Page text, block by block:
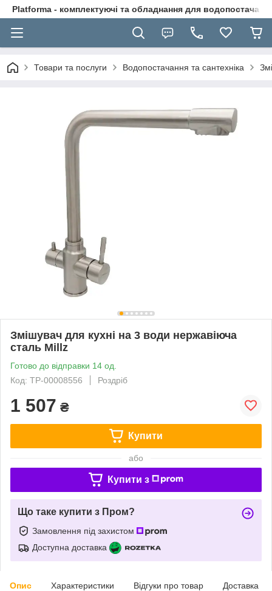
Platforma - комплектуючі та обладнання для
Товари та послуги Водопостачання та сантехніка
Змішувач для кухні на 3 води нержавіюча
сталь Millz
Готово до відправки 14 од.
Код: ТР-00008556
Роздріб
1 507 ₴
Купити
або
Купити з
Що таке купити з Пром?
Замовлення під захистом
Доступна доставка
Опис Характеристики Відгуки про товар Доставка